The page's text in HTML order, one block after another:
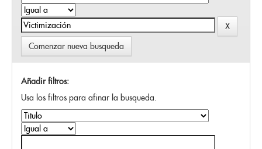
Comenzar nueva busqueda
Añadir filtros:
Usa los filtros para afinar la busqueda.